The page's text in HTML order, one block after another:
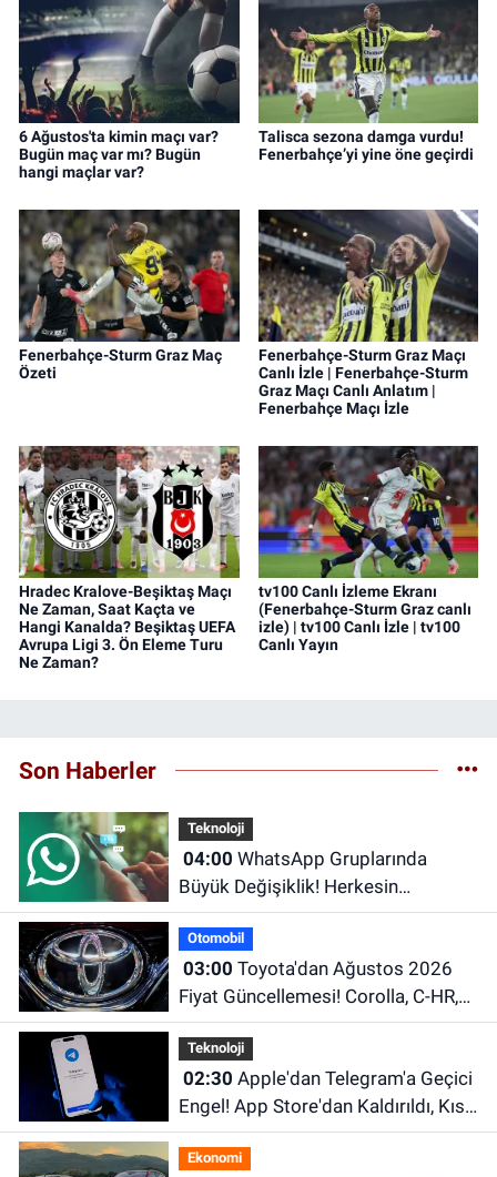
6 Ağustos'ta kimin maçı var?
Bugün maç var mı? Bugün
hangi maçlar var?
Talisca sezona damga vurdu!
Fenerbahçe’yi yine öne geçirdi
Fenerbahçe-Sturm Graz Maç
Özeti
Fenerbahçe-Sturm Graz Maçı
Canlı İzle | Fenerbahçe-Sturm
Graz Maçı Canlı Anlatım |
Fenerbahçe Maçı İzle
Hradec Kralove-Beşiktaş Maçı
Ne Zaman, Saat Kaçta ve
Hangi Kanalda? Beşiktaş UEFA
Avrupa Ligi 3. Ön Eleme Turu
Ne Zaman?
tv100 Canlı İzleme Ekranı
(Fenerbahçe-Sturm Graz canlı
izle) | tv100 Canlı İzle | tv100
Canlı Yayın
Son Haberler
Teknoloji
04:00
Büyük Değişiklik! Herkesin
Beklediği Özellik Sonunda Geldi
Otomobil
03:00
Fiyat Güncellemesi! Corolla, C-HR,
RAV4 ve Hilux'un Yeni Fiyatları Belli
Oldu
Teknoloji
02:30
Engel! App Store'dan Kaldırıldı, Kısa
Süre Sonra Geri Döndü
Ekonomi